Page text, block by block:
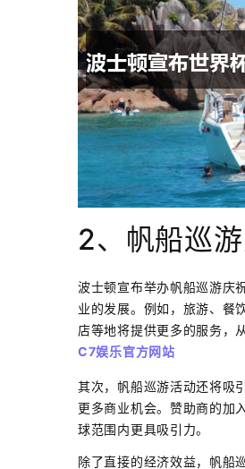
2、帆船巡
波士顿宣布举办帆船巡游庆
业的发展。例如，旅游、餐
店等地将提供更多的服务，
C7娱乐官方网站
其次，帆船巡游活动还将吸
更多商业机会。赞助商的加
球范围内更具吸引力。
除了直接的经济效益，帆船